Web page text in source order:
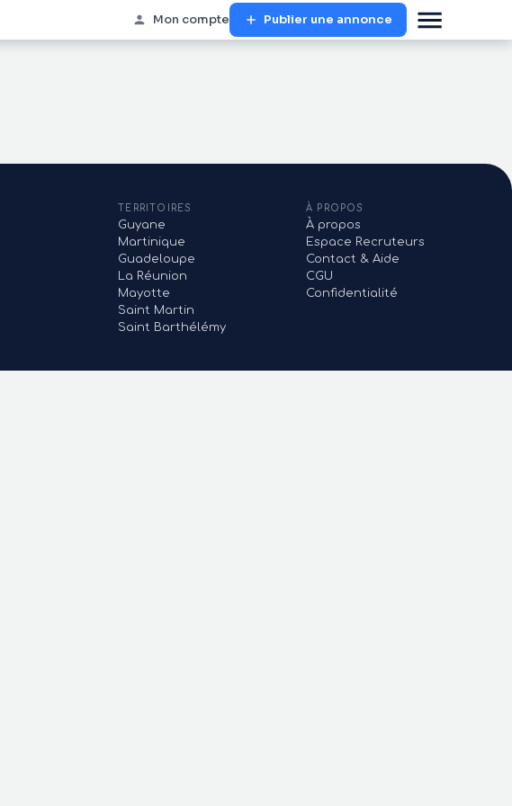
Mon compte Publier une annonce
TERRITOIRES
Guyane
Martinique
Guadeloupe
La Réunion
Mayotte
Saint Martin
Saint Barthélémy
À PROPOS
À propos
Espace Recruteurs
Contact & Aide
CGU
Confidentialité